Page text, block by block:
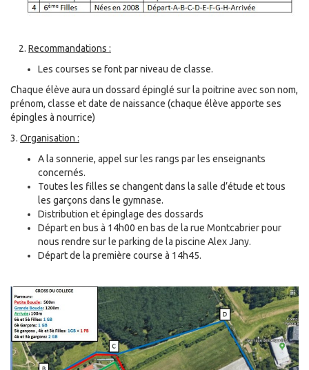
2. Recommandations :
Les courses se font par niveau de classe.
Chaque élève aura un dossard épinglé sur la poitrine avec son nom,
prénom, classe et date de naissance (chaque élève apporte ses
épingles à nourrice)
3. Organisation :
A la sonnerie, appel sur les rangs par les enseignants
concernés.
Toutes les filles se changent dans la salle d’étude et tous
les garçons dans le gymnase.
Distribution et épinglage des dossards
Départ en bus à 14h00 en bas de la rue Montcabrier pour
nous rendre sur le parking de la piscine Alex Jany.
Départ de la première course à 14h45.